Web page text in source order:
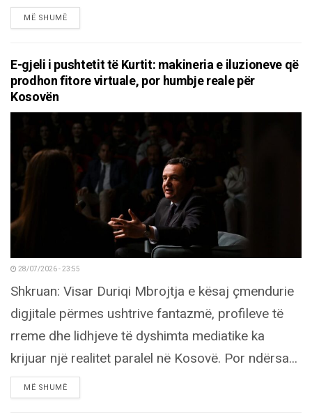
MË SHUMËDETAILS
E-gjeli i pushtetit të Kurtit: makineria e iluzioneve që
prodhon fitore virtuale, por humbje reale për
Kosovën
28/07/2026 - 23:55
Shkruan: Visar Duriqi Mbrojtja e kësaj çmendurie
digjitale përmes ushtrive fantazmë, profileve të
rreme dhe lidhjeve të dyshimta mediatike ka
krijuar një realitet paralel në Kosovë. Por ndërsa...
MË SHUMËDETAILS